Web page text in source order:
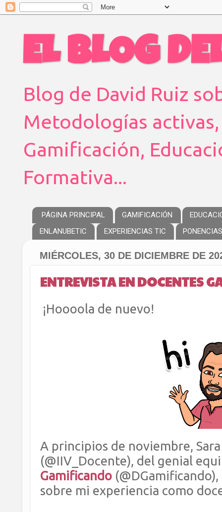
EL BLOG
Blog de David Ruiz
Metodologías
Gamificación,
Formativa...
PÁGINA PRINCIPAL GAMIFICACIÓN
ENLANUBETIC
EXPERIENCIAS TIC
MIÉRCOLES, 30 DE DICIEMBRE DE
ENTREVISTA EN DOCENTES
¡Hoooola de nuevo!
A principios de noviembre,
(@IIV_Docente), del genial
Gamificando
sobre mi experiencia como